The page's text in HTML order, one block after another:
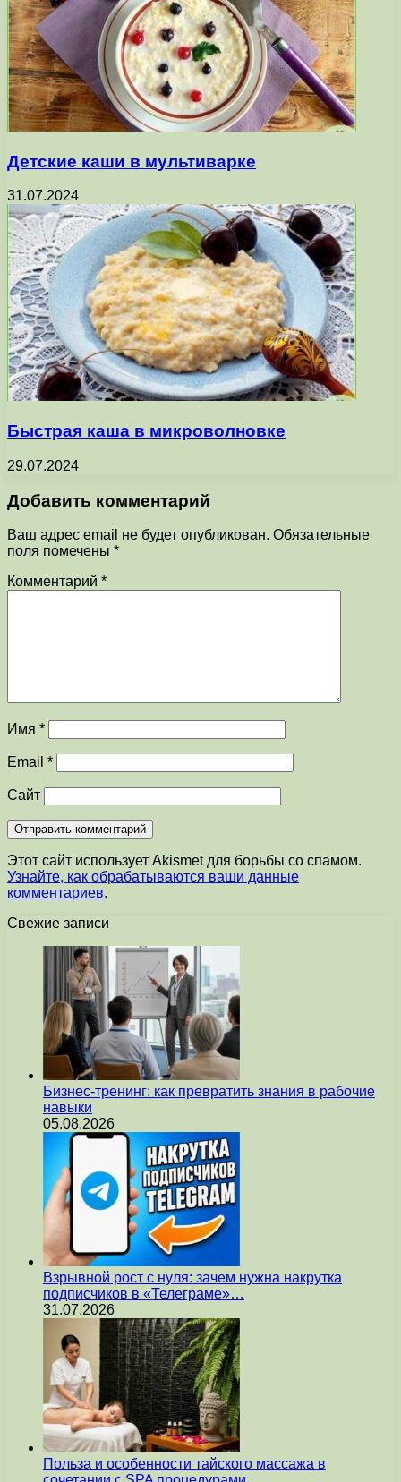
Детские каши в мультиварке
31.07.2024
Быстрая каша в микроволновке
29.07.2024
Добавить комментарий
Ваш адрес email не будет опубликован. Обязательные
поля помечены *
Комментарий *
Имя *
Email *
Сайт
Этот сайт использует Akismet для борьбы со спамом.
Узнайте, как обрабатываются ваши данные
комментариев.
Свежие записи
Бизнес-тренинг: как превратить знания в рабочие
навыки
05.08.2026
Взрывной рост с нуля: зачем нужна накрутка
подписчиков в «Телеграме»…
31.07.2026
Польза и особенности тайского массажа в